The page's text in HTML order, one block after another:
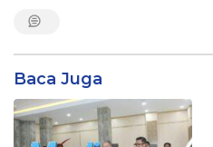
Baca Juga